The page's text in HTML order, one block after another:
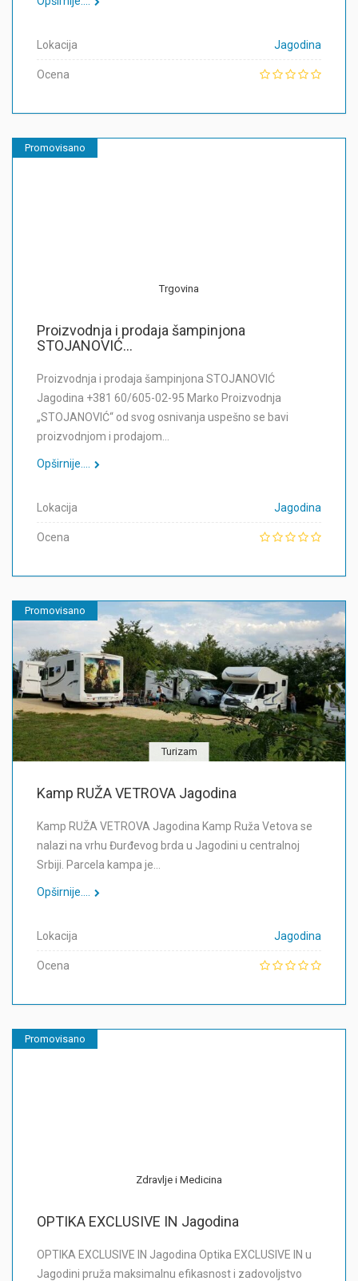
Lokacija Jagodina
Ocena
Promovisano
Trgovina
Proizvodnja i prodaja šampinjona
STOJANOVIĆ...
Proizvodnja i prodaja šampinjona STOJANOVIĆ
Jagodina +381 60/605-02-95 Marko Proizvodnja
„STOJANOVIĆ“ od svog osnivanja uspešno se bavi
proizvodnjom i prodajom…
Opširnije....
Lokacija Jagodina
Ocena
Promovisano
Turizam
Kamp RUŽA VETROVA Jagodina
Kamp RUŽA VETROVA Jagodina Kamp Ruža Vetova se
nalazi na vrhu Đurđevog brda u Jagodini u centralnoj
Srbiji. Parcela kampa je…
Opširnije....
Lokacija Jagodina
Ocena
Promovisano
Zdravlje i Medicina
OPTIKA EXCLUSIVE IN Jagodina
OPTIKA EXCLUSIVE IN Jagodina Optika EXCLUSIVE IN u
Jagodini pruža maksimalnu efikasnost i zadovoljstvo